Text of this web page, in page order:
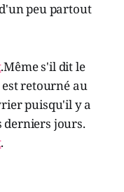
peu partout
.Même s'il dit le
retourné au
puisqu'il y a
derniers jours.
.